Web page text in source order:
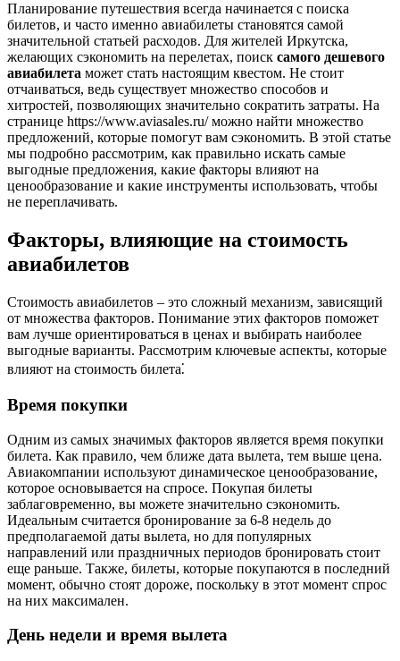
Планирование путешествия всегда начинается с поиска
билетов, и часто именно авиабилеты становятся самой
значительной статьей расходов. Для жителей Иркутска,
желающих сэкономить на перелетах, поиск самого дешевого
авиабилета может стать настоящим квестом. Не стоит
отчаиваться, ведь существует множество способов и
хитростей, позволяющих значительно сократить затраты. На
странице https://www.aviasales.ru/ можно найти множество
предложений, которые помогут вам сэкономить. В этой статье
мы подробно рассмотрим, как правильно искать самые
выгодные предложения, какие факторы влияют на
ценообразование и какие инструменты использовать, чтобы
не переплачивать.
Факторы, влияющие на стоимость
авиабилетов
Стоимость авиабилетов – это сложный механизм, зависящий
от множества факторов. Понимание этих факторов поможет
вам лучше ориентироваться в ценах и выбирать наиболее
выгодные варианты. Рассмотрим ключевые аспекты, которые
влияют на стоимость билета⁚
Время покупки
Одним из самых значимых факторов является время покупки
билета. Как правило, чем ближе дата вылета, тем выше цена.
Авиакомпании используют динамическое ценообразование,
которое основывается на спросе. Покупая билеты
заблаговременно, вы можете значительно сэкономить.
Идеальным считается бронирование за 6-8 недель до
предполагаемой даты вылета, но для популярных
направлений или праздничных периодов бронировать стоит
еще раньше. Также, билеты, которые покупаются в последний
момент, обычно стоят дороже, поскольку в этот момент спрос
на них максимален.
День недели и время вылета